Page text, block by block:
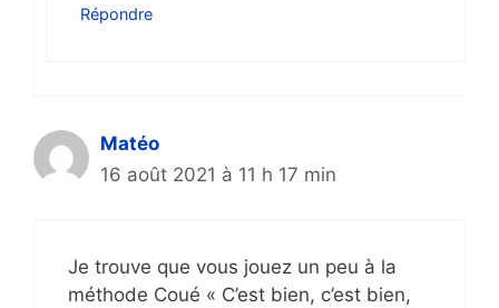
Répondre
Matéo
16 août 2021 à 11 h 17 min
Je trouve que vous jouez un peu à la
méthode Coué « C’est bien, c’est bien,